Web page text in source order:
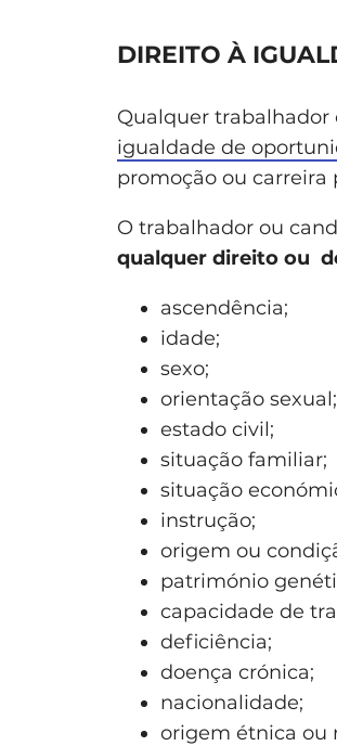
DIREITO À
Qualquer
igualdade de
promoção ou carreira
O trabalhador ou
qualquer direito ou
ascendência;
idade;
sexo;
orientação sexual;
estado civil;
situação familiar;
situação
instrução;
origem ou
património
capacidade de
deficiência;
doença crónica;
nacionalidade;
origem étnica ou